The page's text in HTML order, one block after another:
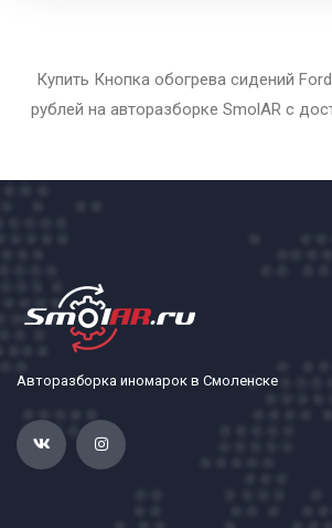
Купить Кнопка обогрева сидений
рублей на авторазборке SmolAR с
Авторазборка иномарок в Смоленске